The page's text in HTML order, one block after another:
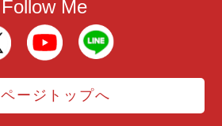
Follow Me
ページトップへ